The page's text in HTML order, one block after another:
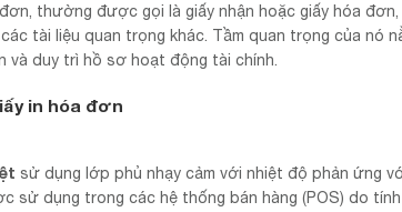
thường được gọi là giấy nhận hoặc giấy hóa
tài liệu quan trọng khác. Tầm quan trọng của nó
và duy trì hồ sơ hoạt động tài chính.
in hóa đơn
sử dụng lớp phủ nhạy cảm với nhiệt độ phản ứng
sử dụng trong các hệ thống bán hàng (POS) do